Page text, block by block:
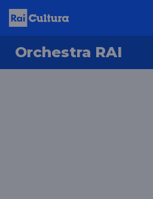
Orchestra RAI